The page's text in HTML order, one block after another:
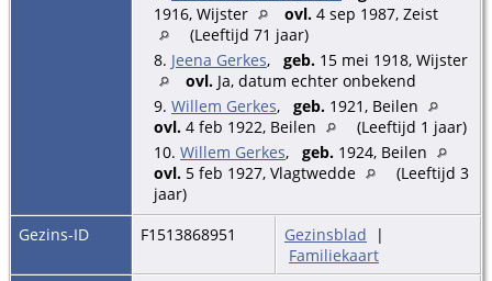
1916, Wijster
ovl. 4 sep 1987, Zeist
(Leeftijd 71 jaar)
8. Jeena Gerkes, geb. 15 mei 1918, Wijster
ovl. Ja, datum echter onbekend
9. Willem Gerkes, geb. 1921, Beilen
ovl. 4 feb 1922, Beilen
(Leeftijd 1 jaar)
10. Willem Gerkes, geb. 1924, Beilen
ovl. 5 feb 1927, Vlagtwedde
(Leeftijd 3
jaar)
Gezins-ID
F1513868951 Gezinsblad |
Familiekaart